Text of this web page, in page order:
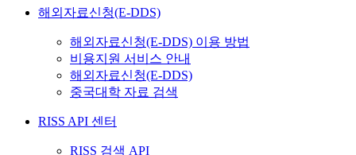
해외자료신청(E-DDS)
해외자료신청(E-DDS) 이용 방법
비용지원 서비스 안내
해외자료신청(E-DDS)
중국대학 자료 검색
RISS API 센터
RISS 검색 API